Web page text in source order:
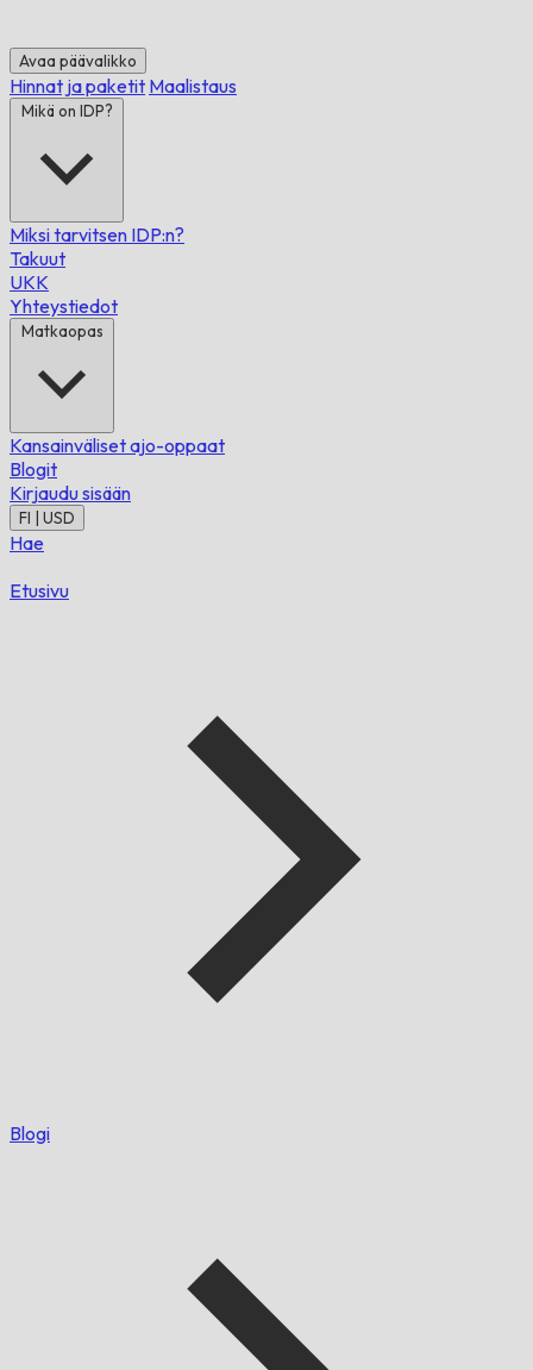
Avaa päävalikko
Hinnat ja paketit Maalistaus
Mikä on IDP?
Miksi tarvitsen IDP:n?
Takuut
UKK
Yhteystiedot
Matkaopas
Kansainväliset ajo-oppaat
Blogit
Kirjaudu sisään
FI | USD
Hae
Etusivu
Blogi